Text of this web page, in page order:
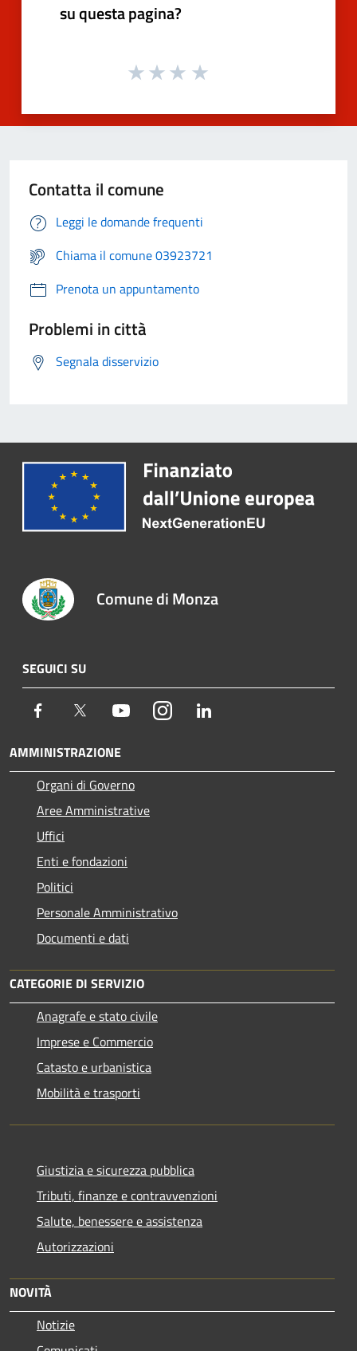
su questa pagina?
Contatta il comune
Leggi le domande frequenti
Chiama il comune 03923721
Prenota un appuntamento
Problemi in città
Segnala disservizio
Comune di Monza
SEGUICI SU
Facebook Twitter YoutubeInstagram
AMMINISTRAZIONE
Organi di Governo
Aree Amministrative
Uffici
Enti e fondazioni
Politici
Personale Amministrativo
Documenti e dati
CATEGORIE DI SERVIZIO
Anagrafe e stato civile
Imprese e Commercio
Catasto e urbanistica
Mobilità e trasporti
Giustizia e sicurezza pubblica
Tributi, finanze e contravvenzioni
Salute, benessere e assistenza
Autorizzazioni
NOVITÀ
Notizie